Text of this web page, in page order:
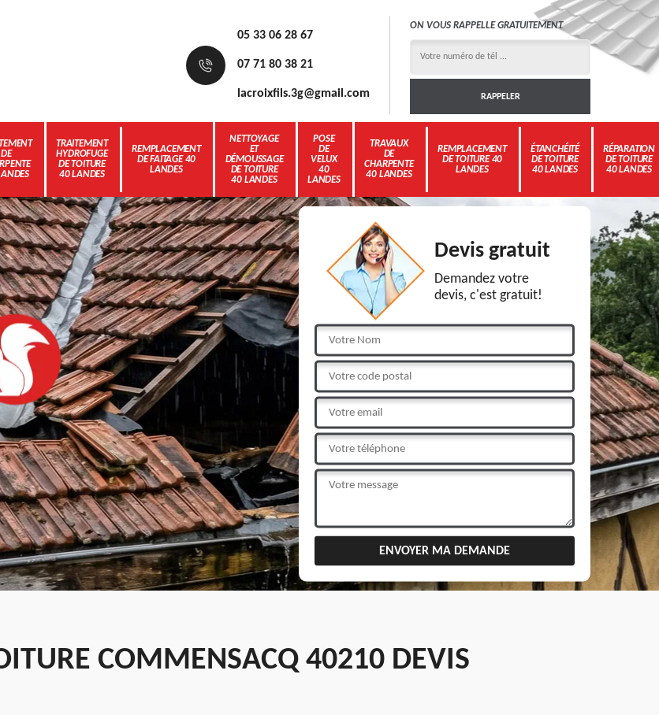
05 33 06 28 67
07 71 80 38 21
lacroixfils.3g@gmail.com
ON VOUS RAPPELLE GRATUITEMENT
DE
TRAITEMENT
HYDROFUGE
DE TOITURE
40 LANDES
REMPLACEMENT
DE FAITAGE 40
LANDES
NETTOYAGE
ET
DÉMOUSSAGE
DE TOITURE
40 LANDES
POSE
DE
VELUX
40
LANDES
TRAVAUX
DE
CHARPENTE
40 LANDES
REMPLACEMENT
DE TOITURE 40
LANDES
ÉTANCHÉITÉ
DE TOITURE
40 LANDES
RÉPARATION
DE TOITURE
40 LANDES
Devis gratuit
Demandez votre
devis, c'est gratuit!
COMMENSACQ 40210 DEVIS